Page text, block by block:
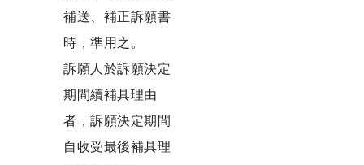
補送、補正訴願書
時，準用之。
訴願人於訴願決定
期間續補具理由
者，訴願決定期間
自收受最後補具理